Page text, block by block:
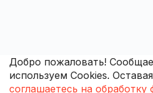
Добро пожаловать!
используем Cookies.
соглашаетесь на обработку